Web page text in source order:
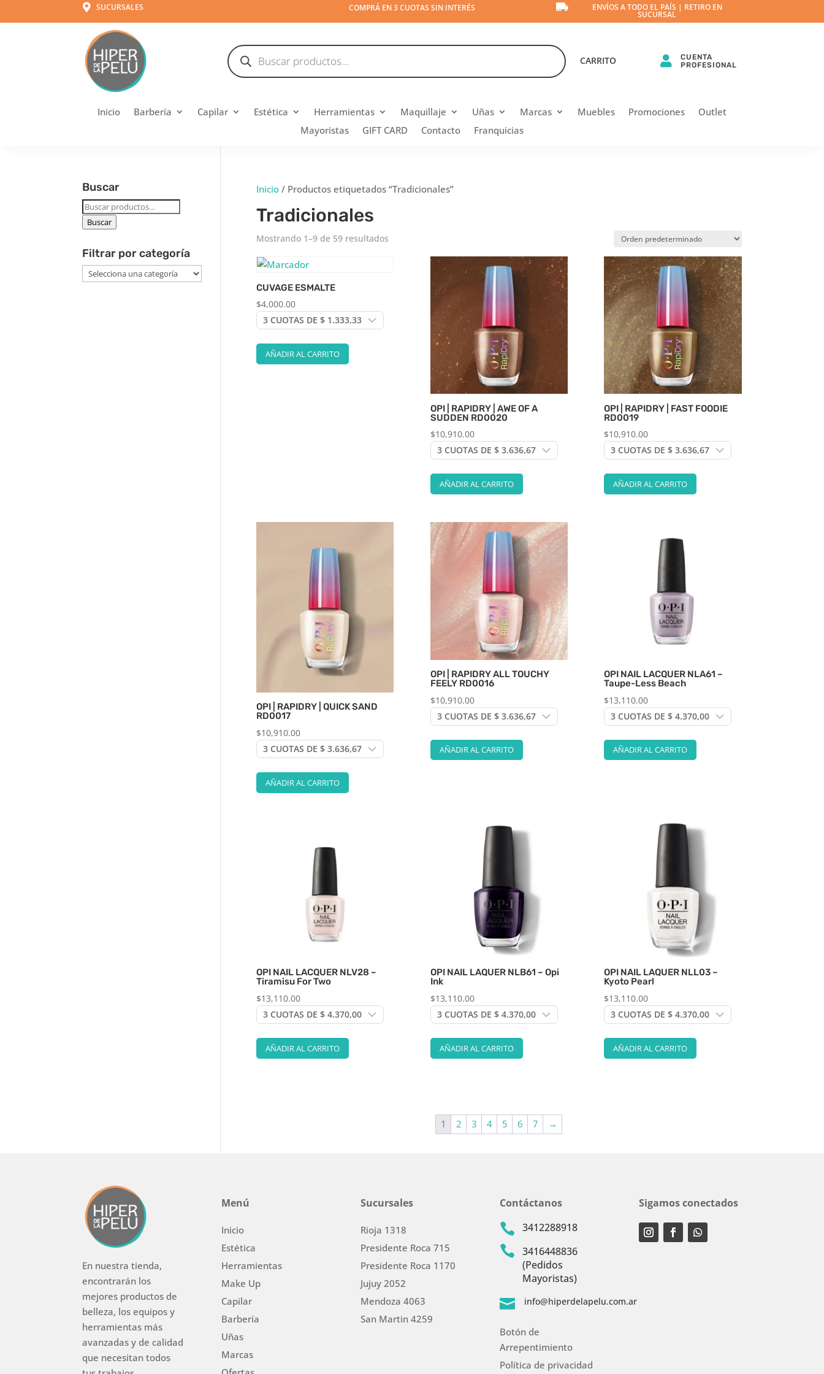
 SUCURSALES COMPRÁ EN 3 CUOTAS SIN INTERÉS  ENVÍOS A TODO EL PAÍS | RETIRO EN
SUCURSAL
Búsqueda
de
productos 
CUENTA
PROFESIONAL
CARRITO
Inicio Barbería Capilar Estética Herramientas Maquillaje Uñas Marcas Muebles Promociones
Outlet
Mayoristas
GIFT CARD Contacto Franquicias
Inicio/ Productos etiquetados “Tradicionales”
Tradicionales
Mostrando 1–9 de 59 resultados
CUVAGE ESMALTE
$4,000.00
AÑADIR AL CARRITO
OPI | RAPIDRY | AWE OF A
SUDDEN RD0020
$10,910.00
AÑADIR AL CARRITO
OPI | RAPIDRY | FAST FOODIE
RD0019
$10,910.00
AÑADIR AL CARRITO
OPI | RAPIDRY | QUICK SAND
RD0017
$10,910.00
AÑADIR AL CARRITO
OPI | RAPIDRY ALL TOUCHY
FEELY RD0016
$10,910.00
AÑADIR AL CARRITO
OPI NAIL LACQUER NLA61 –
Taupe-Less Beach
$13,110.00
AÑADIR AL CARRITO
OPI NAIL LACQUER NLV28 –
Tiramisu For Two
$13,110.00
AÑADIR AL CARRITO
OPI NAIL LAQUER NLB61 – Opi
Ink
$13,110.00
AÑADIR AL CARRITO
OPI NAIL LAQUER NLL03 –
Kyoto Pearl
$13,110.00
AÑADIR AL CARRITO
1 2 3 4 5 6 7 →
Buscar
Buscar
por:
Buscar
Filtrar por categoría
En nuestra tienda,
encontrarán los
mejores productos de
belleza, los equipos y
herramientas más
avanzadas y de calidad
que necesitan todos
Menú
Inicio
Estética
Herramientas
Make Up
Capilar
Barbería
Uñas
Marcas
Sucursales
Rioja 1318
Presidente Roca 715
Presidente Roca 1170
Jujuy 2052
Mendoza 4063
San Martin 4259
Contáctanos
 3412288918

3416448836
(Pedidos
Mayoristas)
 info@hiperdelapelu.com.ar
Botón de
Arrepentimiento
Política de privacidad
Sigamos conectados